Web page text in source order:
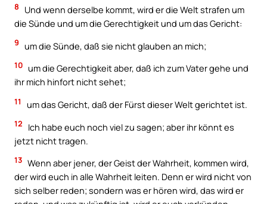
8
Und wenn derselbe kommt, wird er die Welt strafen um
die Sünde und um die Gerechtigkeit und um das Gericht:
9 um die Sünde, daß sie nicht glauben an mich;
10 um die Gerechtigkeit aber, daß ich zum Vater gehe und
ihr mich hinfort nicht sehet;
11 um das Gericht, daß der Fürst dieser Welt gerichtet ist.
12
Ich habe euch noch viel zu sagen; aber ihr könnt es
jetzt nicht tragen.
13 Wenn aber jener, der Geist der Wahrheit, kommen wird,
der wird euch in alle Wahrheit leiten. Denn er wird nicht von
sich selber reden; sondern was er hören wird, das wird er